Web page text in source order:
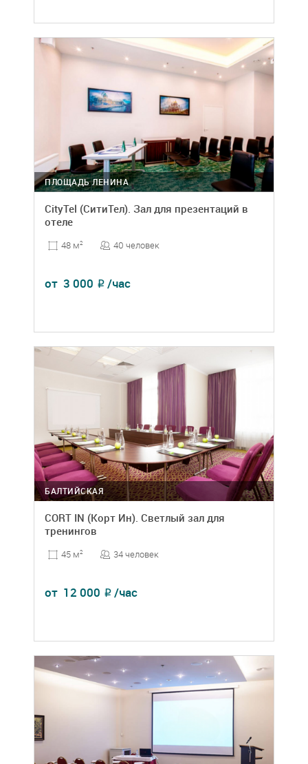
ПЛОЩАДЬ ЛЕНИНА
CityTel (СитиТел). Зал для презентаций в
отеле
48 м2 40 человек
от 3 000 ₽ /час
БАЛТИЙСКАЯ
CORT IN (Корт Ин). Светлый зал для
тренингов
45 м2 34 человек
от 12 000 ₽ /час